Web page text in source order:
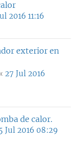
2016 11:16
exterior en
27 Jul 2016
de calor.
Jul 2016 08:29